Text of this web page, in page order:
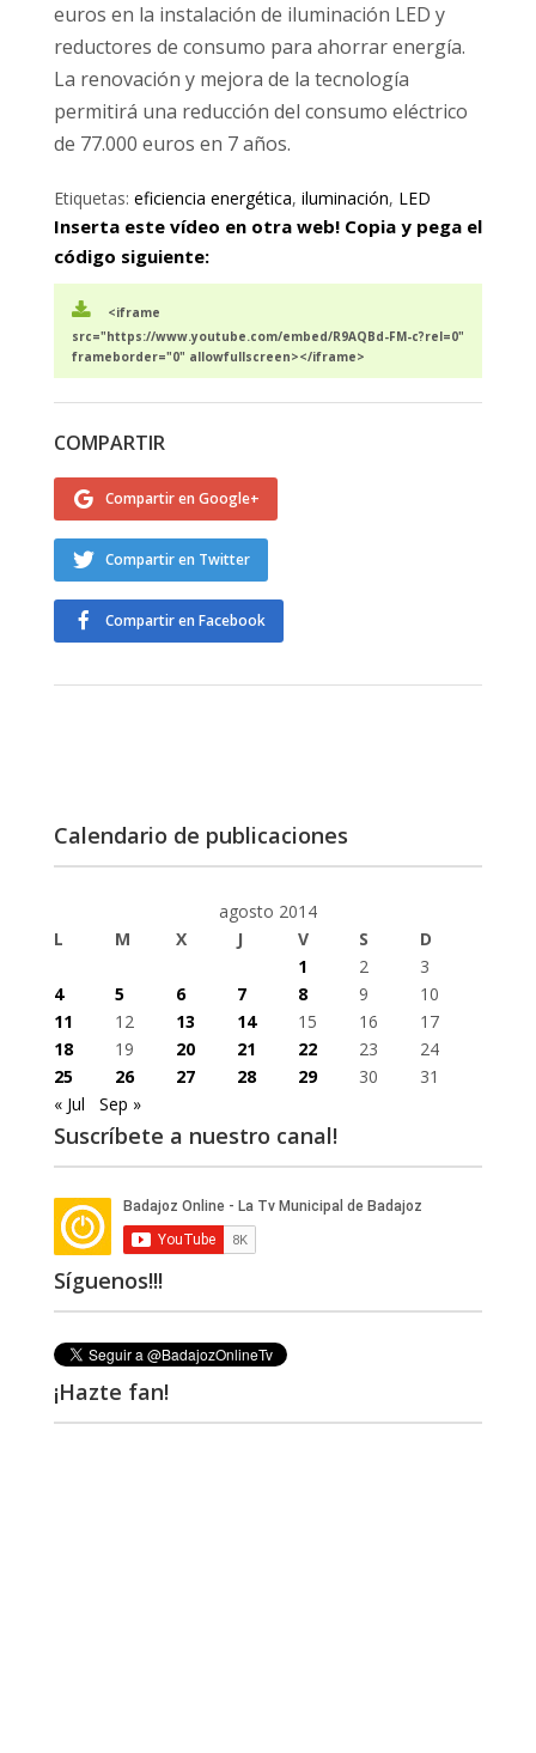
euros en la instalación de iluminación LED y
reductores de consumo para ahorrar energía.
La renovación y mejora de la tecnología
permitirá una reducción del consumo eléctrico
de 77.000 euros en 7 años.
Etiquetas: eficiencia energética, iluminación, LED
Inserta este vídeo en otra web! Copia y pega el
código siguiente:
<iframe
src="https://www.youtube.com/embed/R9AQBd-FM-c?rel=0"
frameborder="0" allowfullscreen></iframe>
COMPARTIR
Compartir en Google+
Compartir en Twitter
Compartir en Facebook
Calendario de publicaciones
agosto 2014
L
M X J V S
D
1
2
3
4
5 6 7 8 9
10
11
12 13 14 15 16
17
18
19 20 21 22 23
24
25
26 27 28 29 30
31
« Jul
Sep »
Suscríbete a nuestro canal!
Síguenos!!!
¡Hazte fan!